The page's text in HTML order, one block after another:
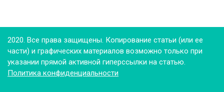
2020. Все права защищены. Копирование статьи (или ее
части) и графических материалов возможно только при
указании прямой активной гиперссылки на статью.
Политика конфиденциальности